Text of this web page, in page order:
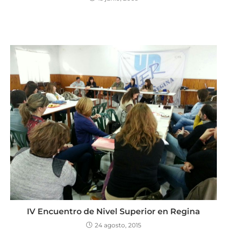
IV Encuentro de Nivel Superior en Regina
24 agosto, 2015